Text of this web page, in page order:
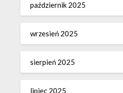
październik 2025
wrzesień 2025
sierpień 2025
lipiec 2025